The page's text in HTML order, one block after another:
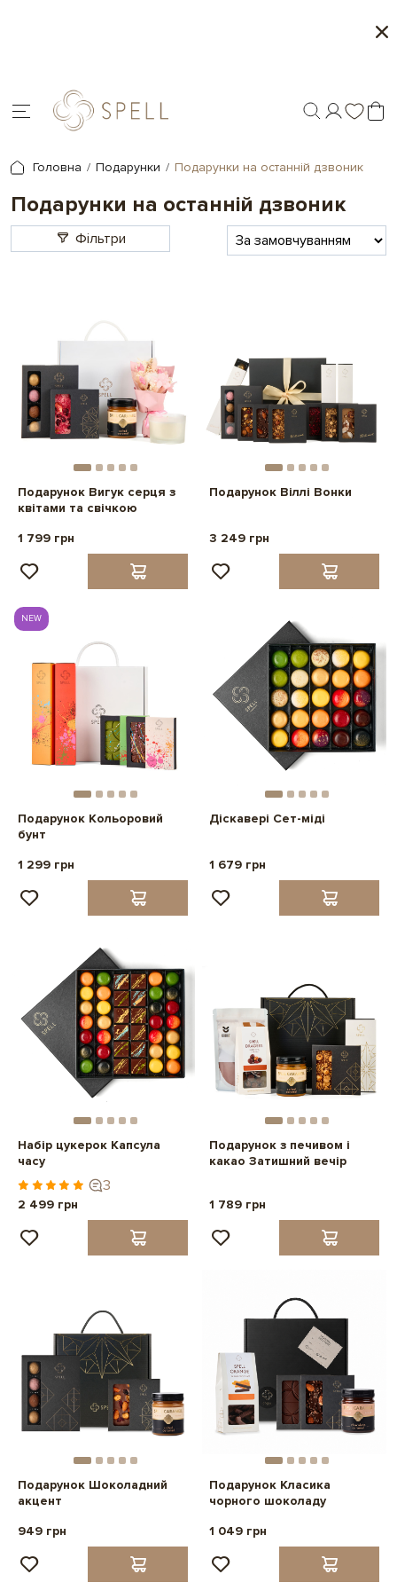
Головна Подарунки Подарунки на останній дзвоник
Подарунки на останній дзвоник
Фільтри
Подарунок Вигук серця з
квітами та свічкою
1 799 грн
Подарунок Віллі Вонки
3 249 грн
NEW
Подарунок Кольоровий
бунт
1 299 грн
Діскавері Сет-міді
1 679 грн
Набір цукерок Капсула
часу
3
2 499 грн
Подарунок з печивом і
какао Затишний вечір
1 789 грн
Подарунок Шоколадний
акцент
949 грн
Подарунок Класика
чорного шоколаду
1 049 грн